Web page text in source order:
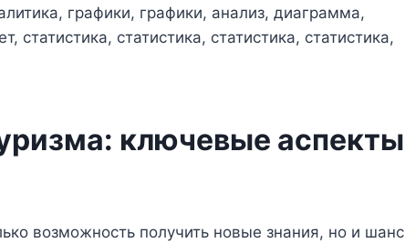
ключевые аспекты
возможность получить новые знания, но и шанс